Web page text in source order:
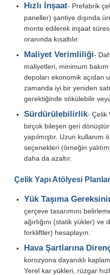
At Ahırı
Çelik Garaj
Hızlı İnşaat- Prefabrik
paneller) şantiye dışında
monte edilerek inşaat
oranında kısaltılır.
Maliyet Verimliliği-
maliyetleri, minimum
depoları ekonomik açıdan
zamanda iyi bir yeniden
gerektiğinde sökülebilir
Sürdürülebilirlik- Çelik
birçok bileşen geri
yapılmıştır. Uzun kullanım
seçenekleri (örneğin
daha da azaltır.
Çelik Yapı Atölyesi
Yük Taşıma
çerçeve tasarımını
ağırlığını (statik yükler)
forkliftler) hesaplayın.
Hava Şartlarına
korozyona dayanıklı
Yerel kar yükleri, rüzgar